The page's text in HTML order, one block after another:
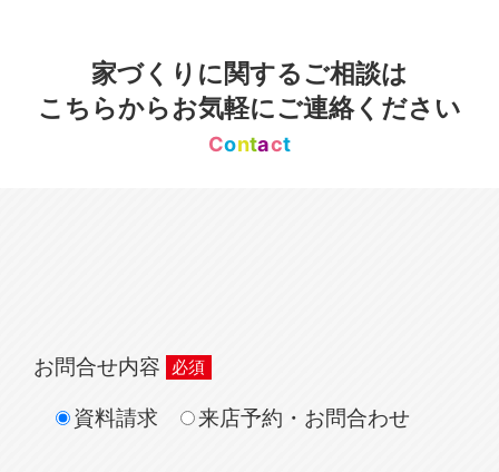
家づくりに関するご相談は
こちらからお気軽にご連絡ください
Contact
お問合せ内容
資料請求
来店予約・お問合わせ